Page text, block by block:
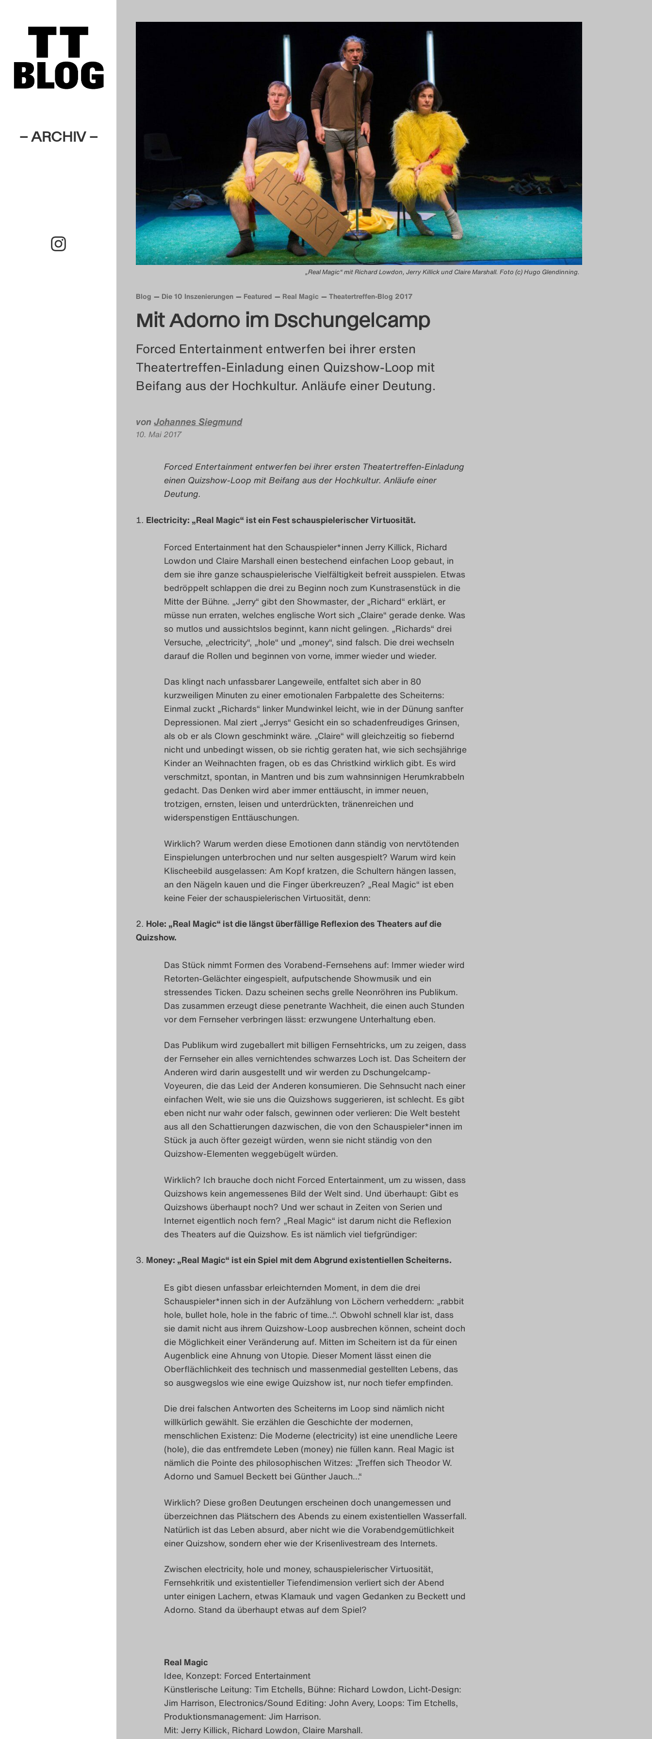
– ARCHIV –
„Real Magic“ mit Richard Lowdon, Jerry Killick und Claire Marshall. Foto (c) Hugo Glendinning.
Blog Die 10 Inszenierungen Featured Real Magic Theatertreffen-Blog 2017
Mit Adorno im Dschungelcamp
Forced Entertainment entwerfen bei ihrer ersten
Theatertreffen-Einladung einen Quizshow-Loop mit
Beifang aus der Hochkultur. Anläufe einer Deutung.
vonJohannes Siegmund
10. Mai 2017
Forced Entertainment entwerfen bei ihrer ersten Theatertreffen-Einladung
einen Quizshow-Loop mit Beifang aus der Hochkultur. Anläufe einer
Deutung.
Electricity: „Real Magic“ ist ein Fest schauspielerischer Virtuosität.
Forced Entertainment hat den Schauspieler*innen Jerry Killick, Richard
Lowdon und Claire Marshall einen bestechend einfachen Loop gebaut, in
dem sie ihre ganze schauspielerische Vielfältigkeit befreit ausspielen. Etwas
bedröppelt schlappen die drei zu Beginn noch zum Kunstrasenstück in die
Mitte der Bühne. „Jerry“ gibt den Showmaster, der „Richard“ erklärt, er
müsse nun erraten, welches englische Wort sich „Claire“ gerade denke. Was
so mutlos und aussichtslos beginnt, kann nicht gelingen. „Richards“ drei
Versuche, „electricity“, „hole“ und „money“, sind falsch. Die drei wechseln
darauf die Rollen und beginnen von vorne, immer wieder und wieder.
Das klingt nach unfassbarer Langeweile, entfaltet sich aber in 80
kurzweiligen Minuten zu einer emotionalen Farbpalette des Scheiterns:
Einmal zuckt „Richards“ linker Mundwinkel leicht, wie in der Dünung sanfter
Depressionen. Mal ziert „Jerrys“ Gesicht ein so schadenfreudiges Grinsen,
als ob er als Clown geschminkt wäre. „Claire“ will gleichzeitig so fiebernd
nicht und unbedingt wissen, ob sie richtig geraten hat, wie sich sechsjährige
Kinder an Weihnachten fragen, ob es das Christkind wirklich gibt. Es wird
verschmitzt, spontan, in Mantren und bis zum wahnsinnigen Herumkrabbeln
gedacht. Das Denken wird aber immer enttäuscht, in immer neuen,
trotzigen, ernsten, leisen und unterdrückten, tränenreichen und
widerspenstigen Enttäuschungen.
Wirklich? Warum werden diese Emotionen dann ständig von nervtötenden
Einspielungen unterbrochen und nur selten ausgespielt? Warum wird kein
Klischeebild ausgelassen: Am Kopf kratzen, die Schultern hängen lassen,
an den Nägeln kauen und die Finger überkreuzen? „Real Magic“ ist eben
keine Feier der schauspielerischen Virtuosität, denn:
Hole: „Real Magic“ ist die längst überfällige Reflexion des Theaters auf die
Quizshow.
Das Stück nimmt Formen des Vorabend-Fernsehens auf: Immer wieder wird
Retorten-Gelächter eingespielt, aufputschende Showmusik und ein
stressendes Ticken. Dazu scheinen sechs grelle Neonröhren ins Publikum.
Das zusammen erzeugt diese penetrante Wachheit, die einen auch Stunden
vor dem Fernseher verbringen lässt: erzwungene Unterhaltung eben.
Das Publikum wird zugeballert mit billigen Fernsehtricks, um zu zeigen, dass
der Fernseher ein alles vernichtendes schwarzes Loch ist. Das Scheitern der
Anderen wird darin ausgestellt und wir werden zu Dschungelcamp-
Voyeuren, die das Leid der Anderen konsumieren. Die Sehnsucht nach einer
einfachen Welt, wie sie uns die Quizshows suggerieren, ist schlecht. Es gibt
eben nicht nur wahr oder falsch, gewinnen oder verlieren: Die Welt besteht
aus all den Schattierungen dazwischen, die von den Schauspieler*innen im
Stück ja auch öfter gezeigt würden, wenn sie nicht ständig von den
Quizshow-Elementen weggebügelt würden.
Wirklich? Ich brauche doch nicht Forced Entertainment, um zu wissen, dass
Quizshows kein angemessenes Bild der Welt sind. Und überhaupt: Gibt es
Quizshows überhaupt noch? Und wer schaut in Zeiten von Serien und
Internet eigentlich noch fern? „Real Magic“ ist darum nicht die Reflexion
des Theaters auf die Quizshow. Es ist nämlich viel tiefgründiger:
Money: „Real Magic“ ist ein Spiel mit dem Abgrund existentiellen Scheiterns.
Es gibt diesen unfassbar erleichternden Moment, in dem die drei
Schauspieler*innen sich in der Aufzählung von Löchern verheddern: „rabbit
hole, bullet hole, hole in the fabric of time…“. Obwohl schnell klar ist, dass
sie damit nicht aus ihrem Quizshow-Loop ausbrechen können, scheint doch
die Möglichkeit einer Veränderung auf. Mitten im Scheitern ist da für einen
Augenblick eine Ahnung von Utopie. Dieser Moment lässt einen die
Oberflächlichkeit des technisch und massenmedial gestellten Lebens, das
so ausgwegslos wie eine ewige Quizshow ist, nur noch tiefer empfinden.
Die drei falschen Antworten des Scheiterns im Loop sind nämlich nicht
willkürlich gewählt. Sie erzählen die Geschichte der modernen,
menschlichen Existenz: Die Moderne (electricity) ist eine unendliche Leere
(hole), die das entfremdete Leben (money) nie füllen kann. Real Magic ist
nämlich die Pointe des philosophischen Witzes: „Treffen sich Theodor W.
Adorno und Samuel Beckett bei Günther Jauch…“
Wirklich? Diese großen Deutungen erscheinen doch unangemessen und
überzeichnen das Plätschern des Abends zu einem existentiellen Wasserfall.
Natürlich ist das Leben absurd, aber nicht wie die Vorabendgemütlichkeit
einer Quizshow, sondern eher wie der Krisenlivestream des Internets.
Zwischen electricity, hole und money, schauspielerischer Virtuosität,
Fernsehkritik und existentieller Tiefendimension verliert sich der Abend
unter einigen Lachern, etwas Klamauk und vagen Gedanken zu Beckett und
Adorno. Stand da überhaupt etwas auf dem Spiel?
Real Magic
Idee, Konzept: Forced Entertainment
Künstlerische Leitung: Tim Etchells, Bühne: Richard Lowdon, Licht-Design:
Jim Harrison, Electronics/Sound Editing: John Avery, Loops: Tim Etchells,
Produktionsmanagement: Jim Harrison.
Mit: Jerry Killick, Richard Lowdon, Claire Marshall.